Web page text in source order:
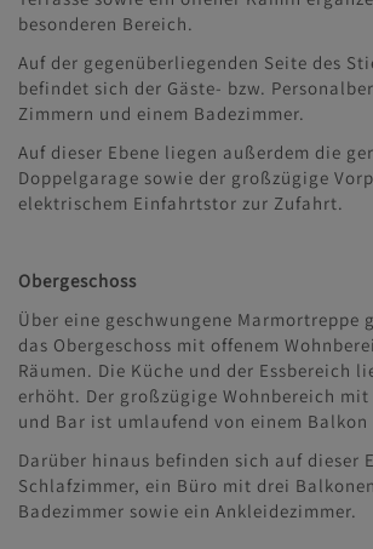
besonderen Bereich.
Auf der gegenüberliegenden Seite des
befindet sich der Gäste- bzw.
Zimmern und einem Badezimmer.
Auf dieser Ebene liegen außerdem die
Doppelgarage sowie der großzügige
elektrischem Einfahrtstor zur Zufahrt.
Obergeschoss
Über eine geschwungene Marmortreppe
das Obergeschoss mit offenem
Räumen. Die Küche und der Essbereich
erhöht. Der großzügige Wohnbereich
und Bar ist umlaufend von einem Balkon
Darüber hinaus befinden sich auf dieser
Schlafzimmer, ein Büro mit drei
Badezimmer sowie ein Ankleidezimmer.